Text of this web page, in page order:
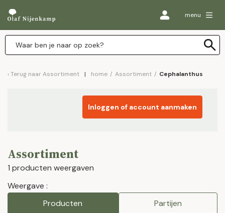
menu
Terug naar Assortiment home / Assortiment / Cephalanthus
Inloggen of account aanmaken
Assortiment
1 producten weergaven
Weergave :
Producten
Partijen